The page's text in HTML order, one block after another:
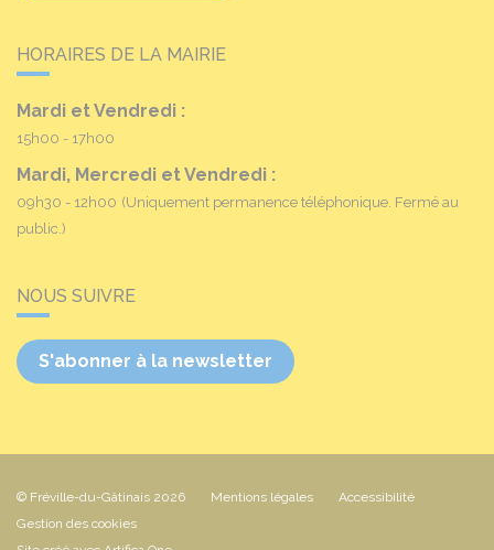
HORAIRES DE LA MAIRIE
Mardi et Vendredi :
15h00 - 17h00
Mardi, Mercredi et Vendredi :
09h30 - 12h00 (Uniquement permanence téléphonique. Fermé au
public.)
NOUS SUIVRE
S'abonner à la newsletter
© Fréville-du-Gâtinais 2026 Mentions légales
Accessibilité
Gestion des cookies